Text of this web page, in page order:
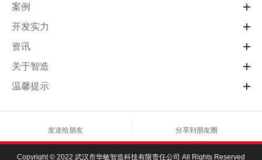
案例
开发实力
资讯
关于智造
温馨提示
发送给朋友 分享到朋友圈
Copyright © 2022 武汉市华敏智造科技有限责任公司 All Rights Reserved